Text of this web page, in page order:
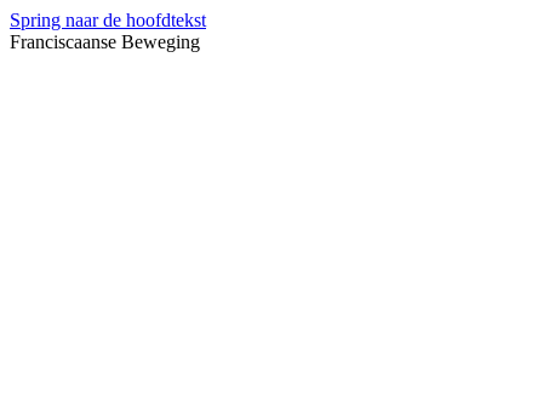
Spring naar de hoofdtekst
Franciscaanse Beweging